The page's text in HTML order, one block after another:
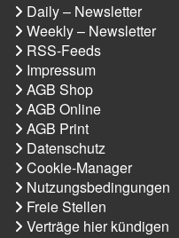
Daily – Newsletter
Weekly – Newsletter
RSS-Feeds
Impressum
AGB Shop
AGB Online
AGB Print
Datenschutz
Cookie-Manager
Nutzungsbedingungen
Freie Stellen
Verträge hier kündigen